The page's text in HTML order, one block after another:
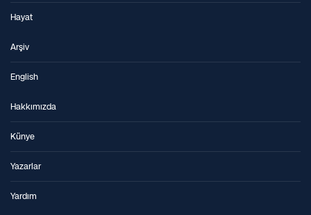
Hayat
Arşiv
English
Hakkımızda
Künye
Yazarlar
Yardım